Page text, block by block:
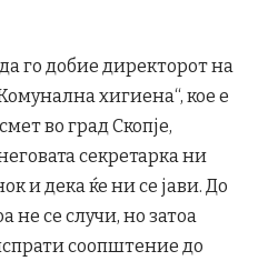
го добие директорот на
хигиена“, кое е
во град Скопје,
секретарка ни
и дека ќе ни се јави. До
не се случи, но затоа
соопштение до